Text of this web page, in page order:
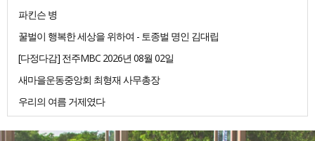
파킨슨 병
꿀벌이 행복한 세상을 위하여 - 토종벌 명인 김대립
[다정다감] 전주MBC 2026년 08월 02일
새마을운동중앙회 최형재 사무총장
우리의 여름 거제였다